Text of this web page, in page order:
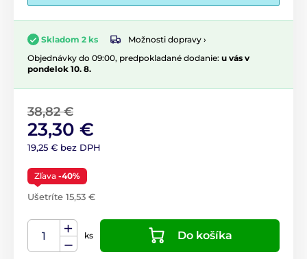
Skladom 2 ks
Možnosti dopravy ›
Objednávky do 09:00, predpokladané dodanie: u vás v
pondelok 10. 8.
38,82 €
23,30 €
19,25 € bez DPH
Zľava -40%
Ušetríte 15,53 €
ks Do košíka